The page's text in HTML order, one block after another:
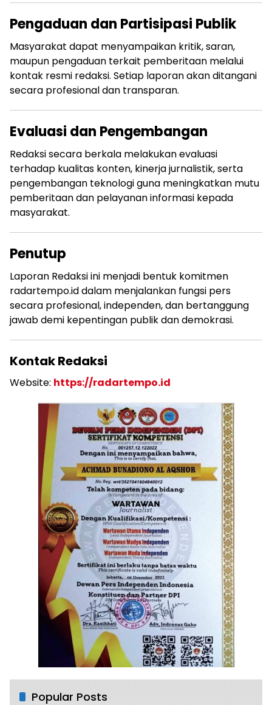
Pengaduan dan Partisipasi Publik
Masyarakat dapat menyampaikan kritik, saran,
maupun pengaduan terkait pemberitaan melalui
kontak resmi redaksi. Setiap laporan akan ditangani
secara profesional dan transparan.
Evaluasi dan Pengembangan
Redaksi secara berkala melakukan evaluasi
terhadap kualitas konten, kinerja jurnalistik, serta
pengembangan teknologi guna meningkatkan mutu
pemberitaan dan pelayanan informasi kepada
masyarakat.
Penutup
Laporan Redaksi ini menjadi bentuk komitmen
radartempo.id dalam menjalankan fungsi pers
secara profesional, independen, dan bertanggung
jawab demi kepentingan publik dan demokrasi.
Kontak Redaksi
Website: https://radartempo.id
Popular Posts